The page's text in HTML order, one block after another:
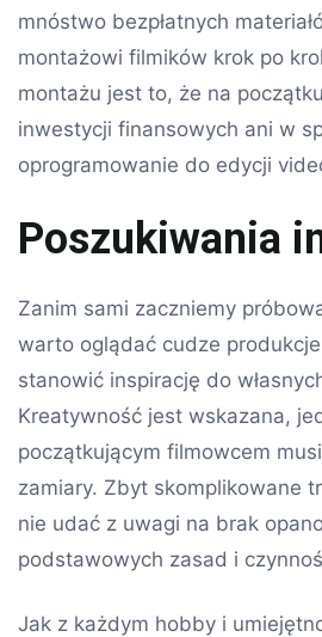
mnóstwo bezpłatnych
montażowi filmików krok po
montażu jest to, że na
inwestycji finansowych ani w
oprogramowanie do edycji
Poszukiwania
Zanim sami zaczniemy
warto oglądać cudze
stanowić inspirację do
Kreatywność jest wskazana,
początkującym filmowcem
zamiary. Zbyt skomplikowane
nie udać z uwagi na brak
podstawowych zasad i
Jak z każdym hobby i